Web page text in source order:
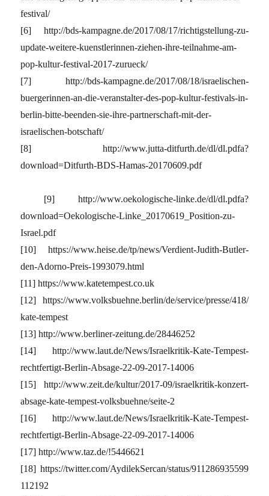
festival/
[6] http://bds-kampagne.de/2017/08/17/richtigstellung-zu-
update-weitere-kuenstlerinnen-ziehen-ihre-teilnahme-am-
pop-kultur-festival-2017-zurueck/
[7] http://bds-kampagne.de/2017/08/18/israelischen-
buergerinnen-an-die-veranstalter-des-pop-kultur-festivals-in-
berlin-bitte-beenden-sie-ihre-partnerschaft-mit-der-
israelischen-botschaft/
[8] http://www.jutta-ditfurth.de/dl/dl.pdfa?
download=Ditfurth-BDS-Hamas-20170609.pdf
[9] http://www.oekologische-linke.de/dl/dl.pdfa?
download=Oekologische-Linke_20170619_Position-zu-
Israel.pdf
[10] https://www.heise.de/tp/news/Verdient-Judith-Butler-
den-Adorno-Preis-1993079.html
[11] https://www.katetempest.co.uk
[12] https://www.volksbuehne.berlin/de/service/presse/418/
kate-tempest
[13] http://www.berliner-zeitung.de/28446252
[14] http://www.laut.de/News/Israelkritik-Kate-Tempest-
rechtfertigt-Berlin-Absage-22-09-2017-14006
[15] http://www.zeit.de/kultur/2017-09/israelkritik-konzert-
absage-kate-tempest-volksbuehne/seite-2
[16] http://www.laut.de/News/Israelkritik-Kate-Tempest-
rechtfertigt-Berlin-Absage-22-09-2017-14006
[17] http://www.taz.de/!5446621
[18] https://twitter.com/AydilekSercan/status/911286935599
112192